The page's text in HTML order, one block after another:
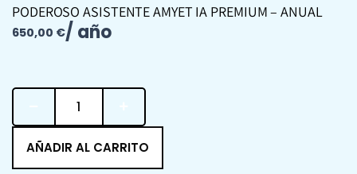
PODEROSO ASISTENTE AMYET IA PREMIUM – ANUAL
650,00 €/ año
Poderoso
Asistente
AMYET
IA
AÑADIR AL CARRITO